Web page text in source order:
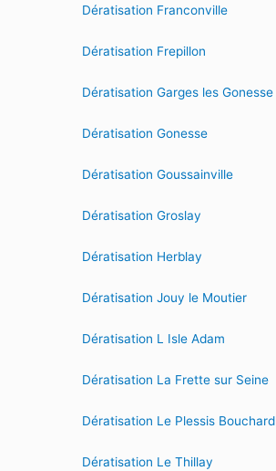
Dératisation Franconville
Dératisation Frepillon
Dératisation Garges les Gonesse
Dératisation Gonesse
Dératisation Goussainville
Dératisation Groslay
Dératisation Herblay
Dératisation Jouy le Moutier
Dératisation L Isle Adam
Dératisation La Frette sur Seine
Dératisation Le Plessis Bouchard
Dératisation Le Thillay